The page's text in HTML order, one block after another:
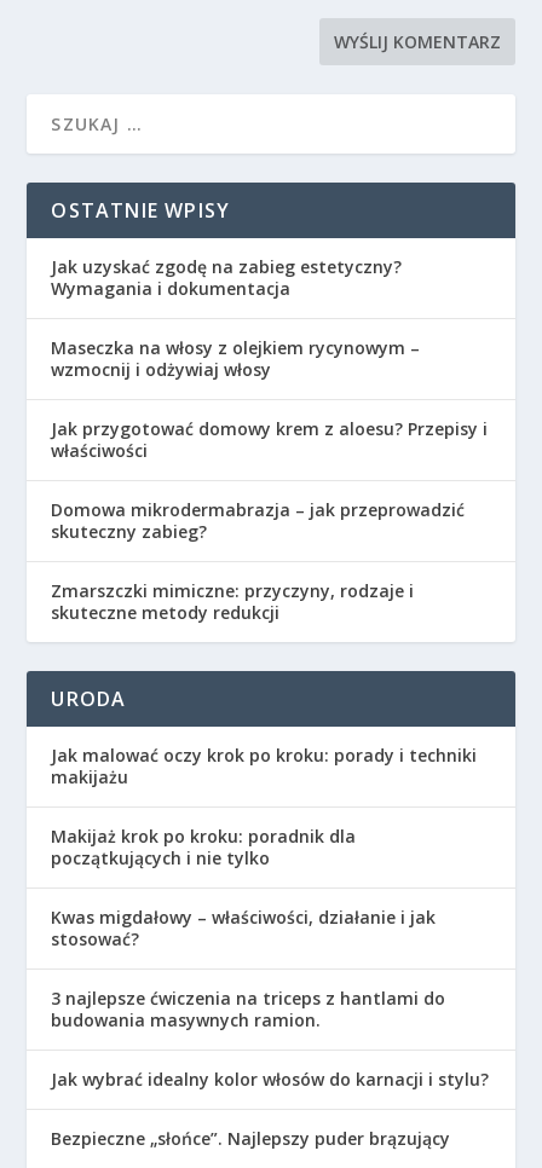
OSTATNIE WPISY
Jak uzyskać zgodę na zabieg estetyczny?
Wymagania i dokumentacja
Maseczka na włosy z olejkiem rycynowym –
wzmocnij i odżywiaj włosy
Jak przygotować domowy krem z aloesu? Przepisy i
właściwości
Domowa mikrodermabrazja – jak przeprowadzić
skuteczny zabieg?
Zmarszczki mimiczne: przyczyny, rodzaje i
skuteczne metody redukcji
URODA
Jak malować oczy krok po kroku: porady i techniki
makijażu
Makijaż krok po kroku: poradnik dla
początkujących i nie tylko
Kwas migdałowy – właściwości, działanie i jak
stosować?
3 najlepsze ćwiczenia na triceps z hantlami do
budowania masywnych ramion.
Jak wybrać idealny kolor włosów do karnacji i stylu?
Bezpieczne „słońce”. Najlepszy puder brązujący